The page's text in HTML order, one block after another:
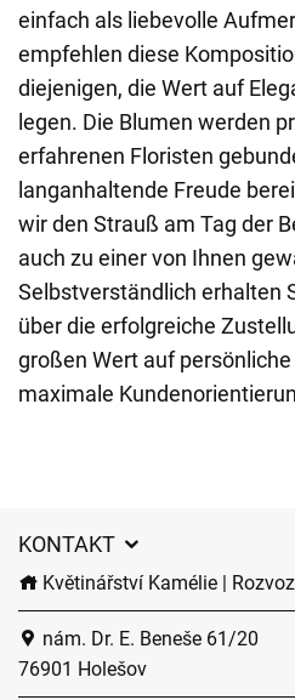
einfach als liebevolle
empfehlen diese
diejenigen, die Wert auf
legen. Die Blumen werden
erfahrenen Floristen
langanhaltende Freude
wir den Strauß am Tag der
auch zu einer von Ihnen
Selbstverständlich erhalten
über die erfolgreiche
großen Wert auf
maximale
KONTAKT
Květinářství Kamélie |
nám. Dr. E. Beneše 61/20
76901 Holešov